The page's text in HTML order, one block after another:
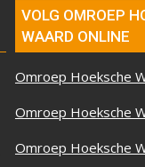
VOLG OMROEP
WAARD ONLINE
Omroep Hoeksche
Omroep Hoeksche
Omroep Hoeksche